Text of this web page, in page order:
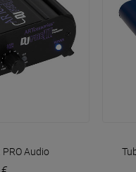
DÉTAIL
Audio